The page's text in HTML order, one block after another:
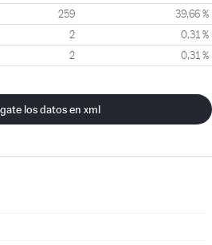
259 39,66 %
2 0,31 %
2 0,31 %
los datos en xml